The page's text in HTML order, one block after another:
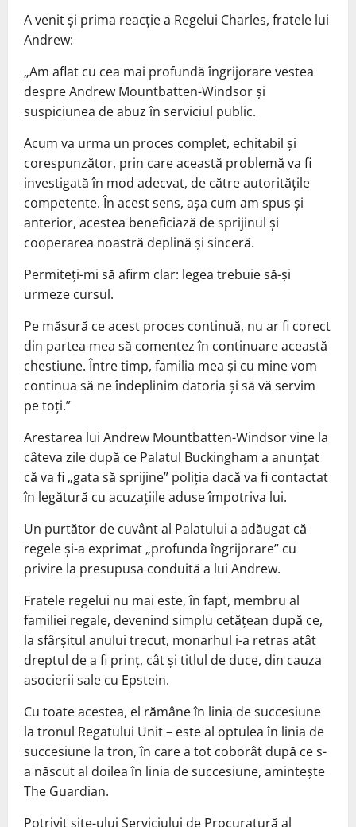
A venit și prima reacție a Regelui Charles, fratele lui
Andrew:
„Am aflat cu cea mai profundă îngrijorare vestea
despre Andrew Mountbatten-Windsor și
suspiciunea de abuz în serviciul public.
Acum va urma un proces complet, echitabil și
corespunzător, prin care această problemă va fi
investigată în mod adecvat, de către autoritățile
competente. În acest sens, așa cum am spus și
anterior, acestea beneficiază de sprijinul și
cooperarea noastră deplină și sinceră.
Permiteți-mi să afirm clar: legea trebuie să-și
urmeze cursul.
Pe măsură ce acest proces continuă, nu ar fi corect
din partea mea să comentez în continuare această
chestiune. Între timp, familia mea și cu mine vom
continua să ne îndeplinim datoria și să vă servim
pe toți.”
Arestarea lui Andrew Mountbatten-Windsor vine la
câteva zile după ce Palatul Buckingham a anunțat
că va fi „gata să sprijine” poliția dacă va fi contactat
în legătură cu acuzațiile aduse împotriva lui.
Un purtător de cuvânt al Palatului a adăugat că
regele și-a exprimat „profunda îngrijorare” cu
privire la presupusa conduită a lui Andrew.
Fratele regelui nu mai este, în fapt, membru al
familiei regale, devenind simplu cetățean după ce,
la sfârșitul anului trecut, monarhul i-a retras atât
dreptul de a fi prinț, cât și titlul de duce, din cauza
asocierii sale cu Epstein.
Cu toate acestea, el rămâne în linia de succesiune
la tronul Regatului Unit – este al optulea în linia de
succesiune la tron, în care a tot coborât după ce s-
a născut al doilea în linia de succesiune, amintește
The Guardian.
Potrivit site-ului Serviciului de Procuratură al